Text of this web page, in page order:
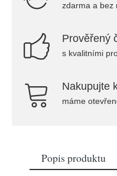
zdarma a bez
Prověřený
s kvalitními
Nakupujte
máme
Popis produktu